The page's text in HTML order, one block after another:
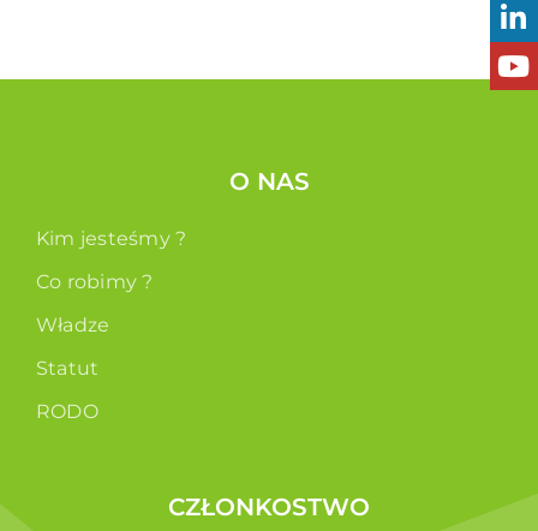
O NAS
Kim jesteśmy ?
Co robimy ?
Władze
Statut
RODO
CZŁONKOSTWO